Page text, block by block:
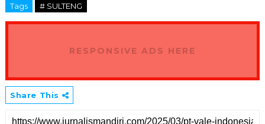
Tags # SULTENG
RESPONSIVE ADS HERE
Share This